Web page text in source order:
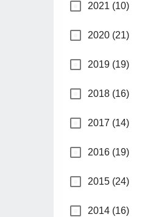
2021 (10)
2020 (21)
2019 (19)
2018 (16)
2017 (14)
2016 (19)
2015 (24)
2014 (16)